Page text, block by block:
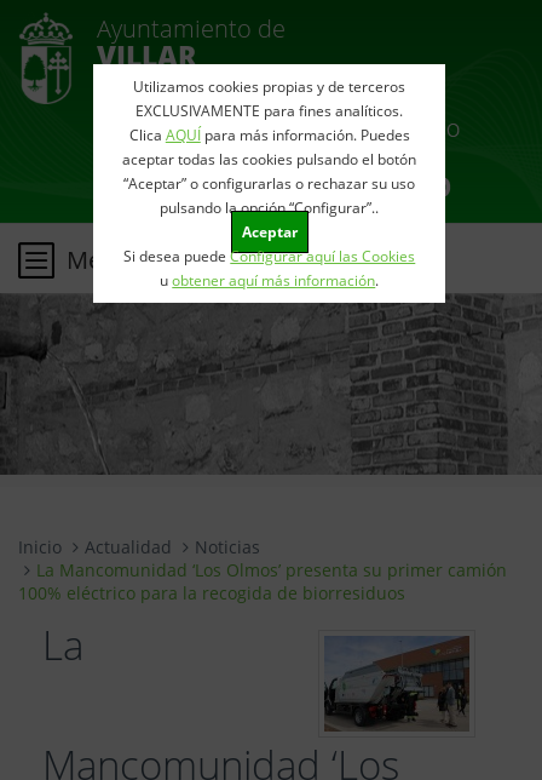
Utilizamos cookies propias y de terceros
EXCLUSIVAMENTE para fines analíticos.
Clica AQUÍpara más información. Puedes
aceptar todas las cookies pulsando el botón
“Aceptar” o configurarlas o rechazar su uso
pulsando la opción “Configurar”..
Aceptar
Si desea puedeConfigurar aquí las Cookies
uobtener aquí más información.
Ayuntamiento de
VILLAR
DEL OLMO
Menu
Inicio Actualidad
Noticias
La Mancomunidad ‘Los Olmos’ presenta su primer camión
100% eléctrico para la recogida de biorresiduos
La
Mancomunidad ‘Los